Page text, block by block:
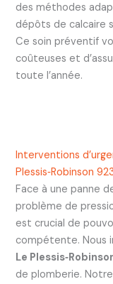
des méthodes
dépôts de calcaire
Ce soin préventif
coûteuses et
toute l’année.
Interventions
Plessis‑Robinson
Face à une panne
problème de
est crucial de
compétente. Nous
Le
de plomberie.